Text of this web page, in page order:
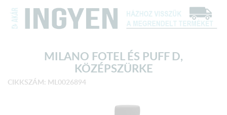
MILANO FOTEL ÉS PUFF D,
KÖZÉPSZÜRKE
CIKKSZÁM: ML0026894